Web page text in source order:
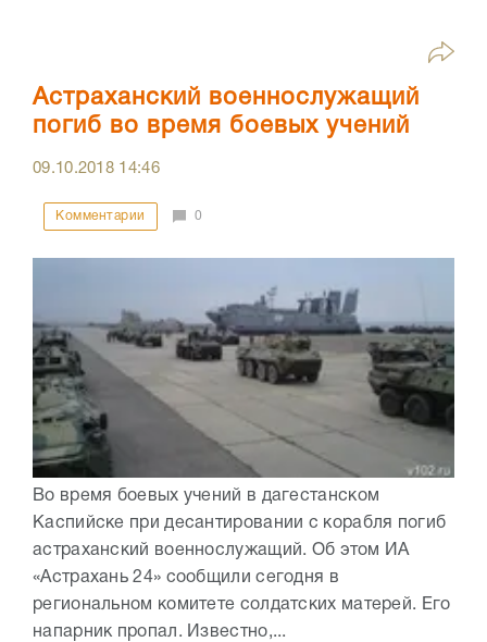
Астраханский военнослужащий
погиб во время боевых учений
09.10.2018 14:46
Комментарии 0
Во время боевых учений в дагестанском
Каспийске при десантировании с корабля погиб
астраханский военнослужащий. Об этом ИА
«Астрахань 24» сообщили сегодня в
региональном комитете солдатских матерей. Его
напарник пропал. Известно,...